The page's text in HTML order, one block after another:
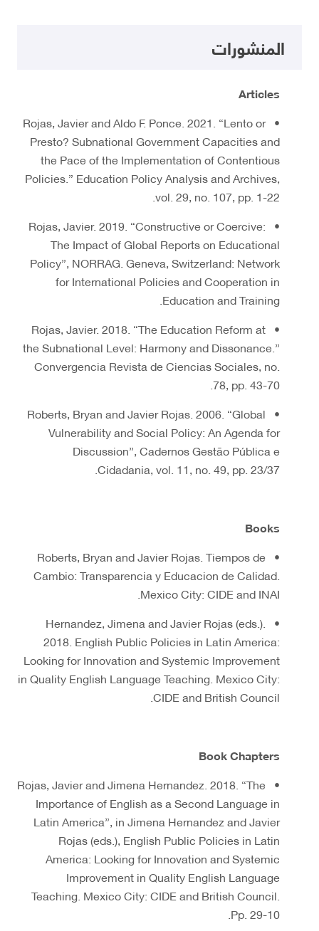
المنشورات
Articles
• Rojas, Javier and Aldo F. Ponce. 2021. “Lento or
Presto? Subnational Government Capacities and
the Pace of the Implementation of Contentious
Policies.” Education Policy Analysis and Archives,
vol. 29, no. 107, pp. 1-22.
• Rojas, Javier. 2019. “Constructive or Coercive:
The Impact of Global Reports on Educational
Policy”, NORRAG. Geneva, Switzerland: Network
for International Policies and Cooperation in
Education and Training.
• Rojas, Javier. 2018. “The Education Reform at
the Subnational Level: Harmony and Dissonance.”
Convergencia Revista de Ciencias Sociales, no.
78, pp. 43-70.
• Roberts, Bryan and Javier Rojas. 2006. “Global
Vulnerability and Social Policy: An Agenda for
Discussion”, Cadernos Gestão Pública e
Cidadania, vol. 11, no. 49, pp. 23/37.
Books
• Roberts, Bryan and Javier Rojas. Tiempos de
Cambio: Transparencia y Educacion de Calidad.
Mexico City: CIDE and INAI.
• Hernandez, Jimena and Javier Rojas (eds.).
2018. English Public Policies in Latin America:
Looking for Innovation and Systemic Improvement
in Quality English Language Teaching. Mexico City:
CIDE and British Council.
Book Chapters
• Rojas, Javier and Jimena Hernandez. 2018. “The
Importance of English as a Second Language in
Latin America”, in Jimena Hernandez and Javier
Rojas (eds.), English Public Policies in Latin
America: Looking for Innovation and Systemic
Improvement in Quality English Language
Teaching. Mexico City: CIDE and British Council.
Pp. 29-10.